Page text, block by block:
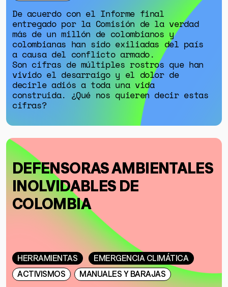
De acuerdo con el Informe final
entregado por la Comisión de la verdad
más de un millón de colombianos y
colombianas han sido exiliadas del país
a causa del conflicto armado.
Son cifras de múltiples rostros que han
vivido el desarraigo y el dolor de
decirle adiós a toda una vida
construida. ¿Qué nos quieren decir estas
cifras?
DEFENSORAS AMBIENTALES
INOLVIDABLES DE
COLOMBIA
HERRAMIENTAS
EMERGENCIA CLIMÁTICA
ACTIVISMOS
MANUALES Y BARAJAS